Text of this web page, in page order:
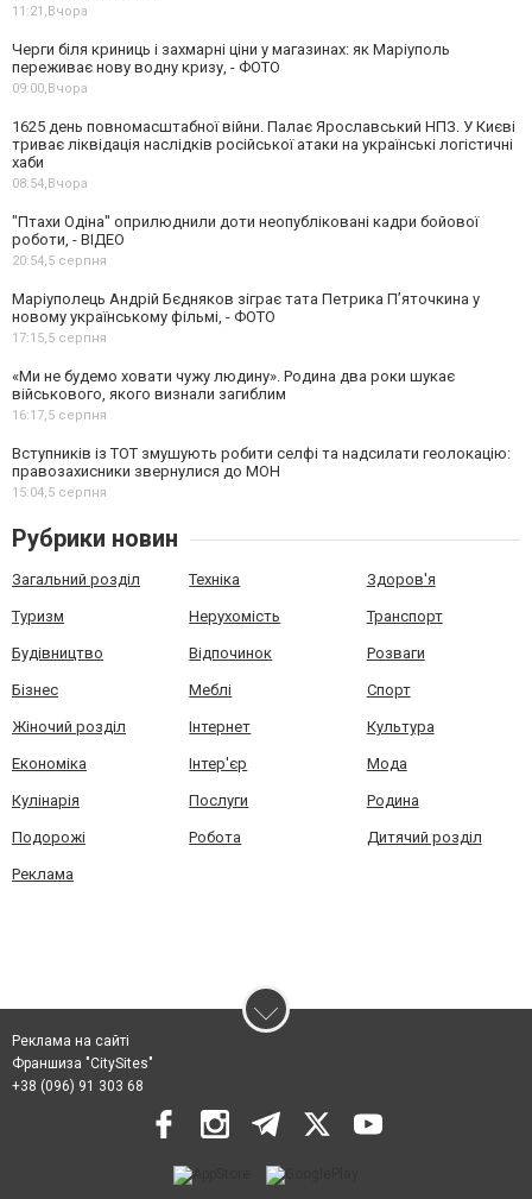
11:21,Вчора
Черги біля криниць і захмарні ціни у магазинах: як Маріуполь
переживає нову водну кризу, - ФОТО
09:00,Вчора
1625 день повномасштабної війни. Палає Ярославський НПЗ. У Києві
триває ліквідація наслідків російської атаки на українські логістичні
хаби
08:54,Вчора
"Птахи Одіна" оприлюднили доти неопубліковані кадри бойової
роботи, - ВІДЕО
20:54,5 серпня
Маріуполець Андрій Бєдняков зіграє тата Петрика П’яточкина у
новому українському фільмі, - ФОТО
17:15,5 серпня
«Ми не будемо ховати чужу людину». Родина два роки шукає
військового, якого визнали загиблим
16:17,5 серпня
Вступників із ТОТ змушують робити селфі та надсилати геолокацію:
правозахисники звернулися до МОН
15:04,5 серпня
Рубрики новин
Загальний розділ Техніка Здоров'я
Туризм Нерухомість Транспорт
Будівництво Відпочинок Розваги
Бізнес Меблі Спорт
Жіночий розділ Інтернет Культура
Економіка Інтер'єр Мода
Кулінарія Послуги Родина
Подорожі Робота Дитячий розділ
Реклама
Реклама на сайті
Франшиза "CitySites"
+38 (096) 91 303 68